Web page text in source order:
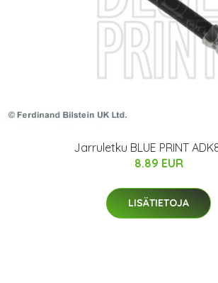
Jarruletku BLUE PRINT
8.89 EUR
LISÄTIETOJA